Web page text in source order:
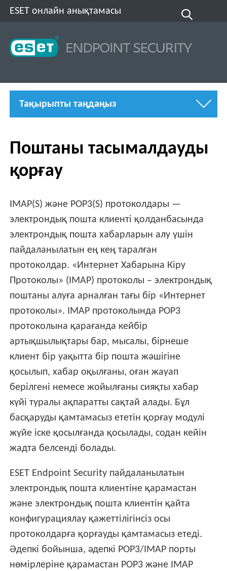
ESET онлайн анықтамасы
Тақырыпты таңдаңыз
Поштаны тасымалдауды
қорғау
IMAP(S) және POP3(S) протоколдары —
электрондық пошта клиенті қолданбасында
электрондық пошта хабарларын алу үшін
пайдаланылатын ең кең таралған
протоколдар. «Интернет Хабарына Кіру
Протоколы» (IMAP) протоколы – электрондық
поштаны алуға арналған тағы бір «Интернет
протоколы». IMAP протоколында POP3
протоколына қарағанда кейбір
артықшылықтары бар, мысалы, бірнеше
клиент бір уақытта бір пошта жәшігіне
қосылып, хабар оқылғаны, оған жауап
берілгені немесе жойылғаны сияқты хабар
күйі туралы ақпаратты сақтай алады. Бұл
басқаруды қамтамасыз ететін қорғау модулі
жүйе іске қосылғанда қосылады, содан кейін
жадта белсенді болады.
ESET Endpoint Security пайдаланылатын
электрондық пошта клиентіне қарамастан
және электрондық пошта клиентін қайта
конфигурациялау қажеттілігінсіз осы
протоколдарға қорғауды қамтамасыз етеді.
Әдепкі бойынша, әдепкі POP3/IMAP порты
нөмірлеріне қарамастан POP3 және IMAP